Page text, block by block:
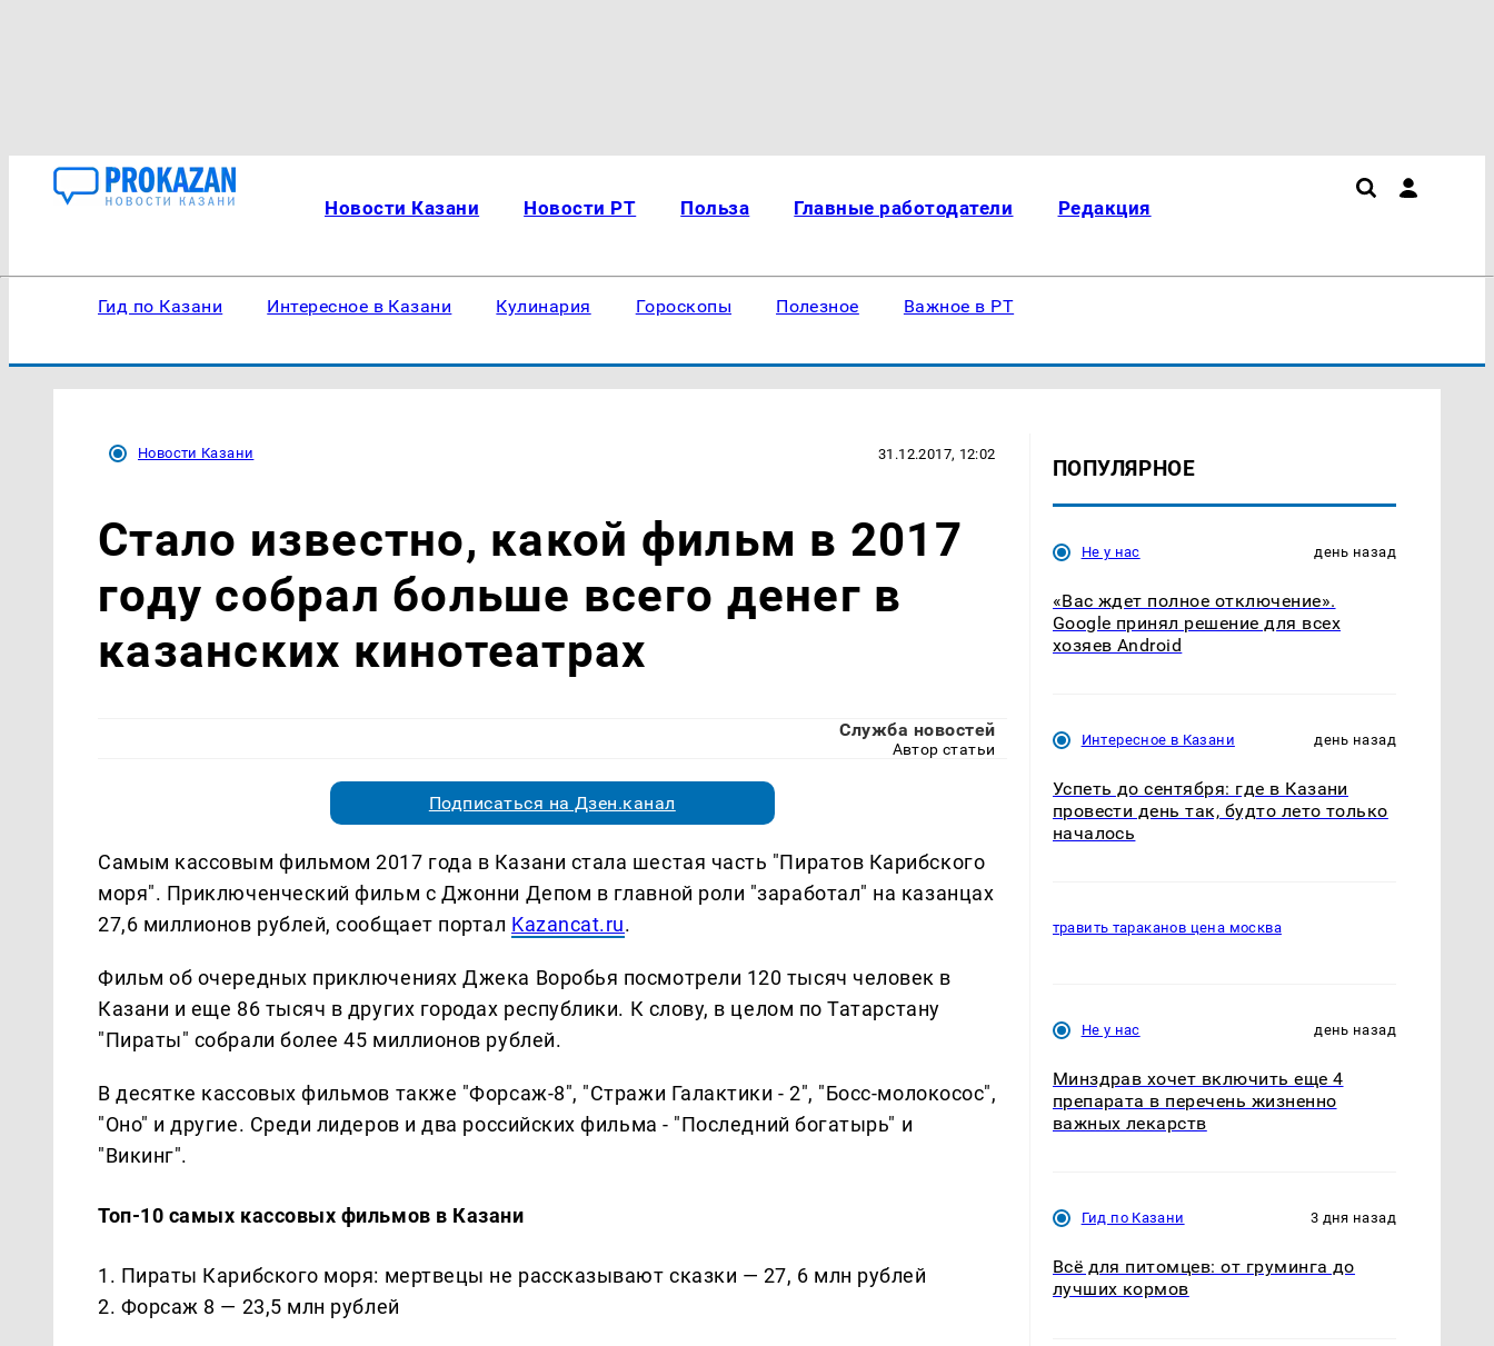
Новости Казани Новости РТ Польза Главные работодатели Редакция
Гид по Казани Интересное в Казани Кулинария Гороскопы Полезное Важное в РТ
Новости Казани 31.12.2017, 12:02
Стало известно, какой фильм в 2017
году собрал больше всего денег в
казанских кинотеатрах
Служба новостей
Автор статьи
Подписаться на Дзен.канал
Самым кассовым фильмом 2017 года в Казани стала шестая часть "Пиратов Карибского
моря". Приключенческий фильм с Джонни Депом в главной роли "заработал" на казанцах
27,6 миллионов рублей, сообщает портал Kazancat.ru.
Фильм об очередных приключениях Джека Воробья посмотрели 120 тысяч человек в
Казани и еще 86 тысяч в других городах республики. К слову, в целом по Татарстану
"Пираты" собрали более 45 миллионов рублей.
В десятке кассовых фильмов также "Форсаж-8", "Стражи Галактики - 2", "Босс-молокосос",
"Оно" и другие. Среди лидеров и два российских фильма - "Последний богатырь" и
"Викинг".
Топ-10 сaмых кaссовых фильмов в Кaзани
1. Пираты Карибского моря: мертвецы не рассказывают сказки — 27, 6 млн рублей
2. Форсаж 8 — 23,5 млн рублей
ПОПУЛЯРНОЕ
Не у нас день назад
«Вас ждет полное отключение».
Google принял решение для всех
хозяев Android
Интересное в Казани день назад
Успеть до сентября: где в Казани
провести день так, будто лето только
началось
травить тараканов цена москва
Не у нас день назад
Минздрав хочет включить еще 4
препарата в перечень жизненно
важных лекарств
Гид по Казани 3 дня назад
Всё для питомцев: от груминга до
лучших кормов